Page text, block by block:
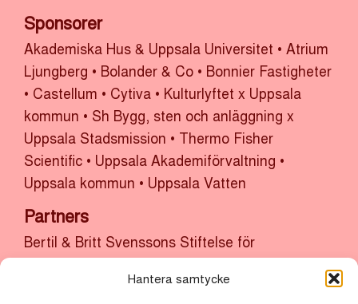
Hantera samtycke
Sponsorer
Akademiska Hus & Uppsala Universitet • Atrium
Ljungberg • Bolander & Co • Bonnier Fastigheter
• Castellum • Cytiva • Kulturlyftet x Uppsala
kommun • Sh Bygg, sten och anläggning x
Uppsala Stadsmission • Thermo Fisher
Scientific • Uppsala Akademiförvaltning •
Uppsala kommun • Uppsala Vatten
Partners
Bertil & Britt Svenssons Stiftelse för
Belysningsteknik•Cube of Art•Lindvalls Kaffe•
Vasakronan